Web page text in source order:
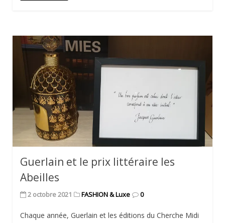
Guerlain et le prix littéraire les
Abeilles
2 octobre 2021 FASHION & Luxe 0
Chaque année, Guerlain et les éditions du Cherche Midi